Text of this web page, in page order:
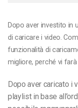
Dopo aver investito in
di caricare i video.
funzionalità di
migliore, perché vi
Dopo aver caricato i
playlist in base